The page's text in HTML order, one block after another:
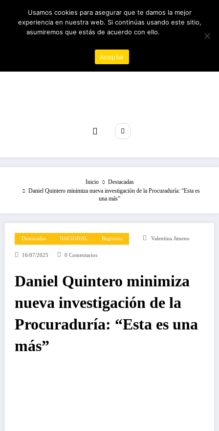
contenido
09/08/2026 5:55:05 AM
Inicio
Destacadas
Daniel Quintero minimiza nueva investigación de la Procuraduría: “Esta es
una más”
Destacadas NACIONAL Regiones Valentina Jimeno
16/07/2025 0 Comentarios
Daniel Quintero minimiza
nueva investigación de la
Procuraduría: “Esta es una
más”
Usamos cookies para asegurar que te damos la mejor
experiencia en nuestra web. Si continúas usando este sitio,
asumiremos que estás de acuerdo con ello.
Aceptar